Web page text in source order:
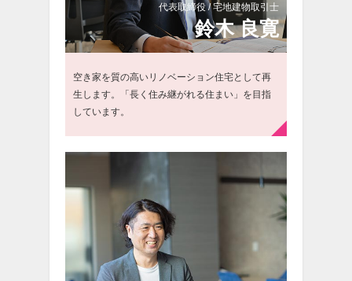
代表取締役 / 宅地建物取引士
鈴木 良寛
空き家を質の高いリノベーション住宅として再
生します。「長く住み継がれる住まい」を目指
しています。